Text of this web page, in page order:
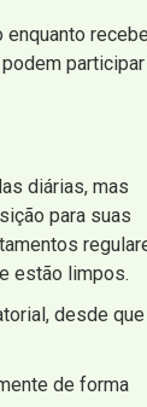
diárias, mas
para suas
estão limpos.
desde
de forma